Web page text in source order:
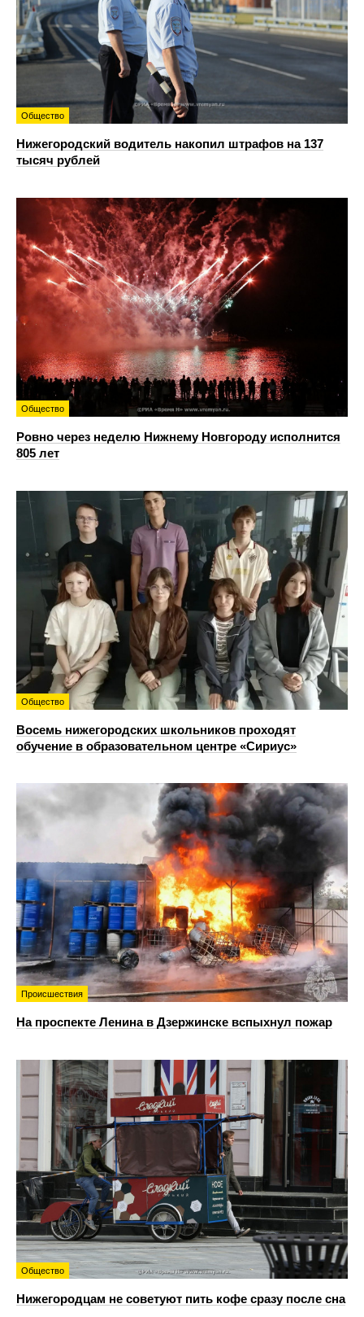
Общество
Нижегородский водитель накопил штрафов на 137
тысяч рублей
Общество
Ровно через неделю Нижнему Новгороду исполнится
805 лет
Общество
Восемь нижегородских школьников проходят
обучение в образовательном центре «Сириус»
Происшествия
На проспекте Ленина в Дзержинске вспыхнул пожар
Общество
Нижегородцам не советуют пить кофе сразу после сна